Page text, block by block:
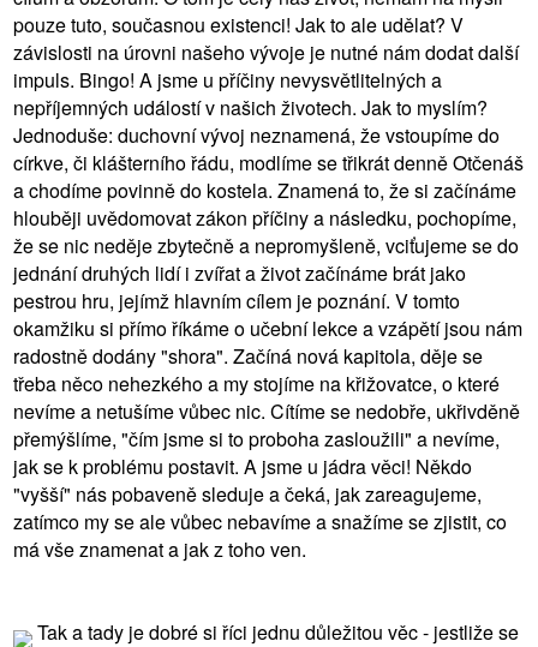
pouze tuto, současnou existenci! Jak to ale udělat? V
závislosti na úrovni našeho vývoje je nutné nám dodat další
impuls. Bingo! A jsme u příčiny nevysvětlitelných a
nepříjemných událostí v našich životech. Jak to myslím?
Jednoduše: duchovní vývoj neznamená, že vstoupíme do
církve, či klášterního řádu, modlíme se třikrát denně Otčenáš
a chodíme povinně do kostela. Znamená to, že si začínáme
hlouběji uvědomovat zákon příčiny a následku, pochopíme,
že se nic neděje zbytečně a nepromyšleně, vciťujeme se do
jednání druhých lidí i zvířat a život začínáme brát jako
pestrou hru, jejímž hlavním cílem je poznání. V tomto
okamžiku si přímo říkáme o učební lekce a vzápětí jsou nám
radostně dodány "shora". Začíná nová kapitola, děje se
třeba něco nehezkého a my stojíme na křižovatce, o které
nevíme a netušíme vůbec nic. Cítíme se nedobře, ukřivděně
přemýšlíme, "čím jsme si to proboha zasloužili" a nevíme,
jak se k problému postavit. A jsme u jádra věci! Někdo
"vyšší" nás pobaveně sleduje a čeká, jak zareagujeme,
zatímco my se ale vůbec nebavíme a snažíme se zjistit, co
má vše znamenat a jak z toho ven.
Tak a tady je dobré si říci jednu důležitou věc - jestliže se